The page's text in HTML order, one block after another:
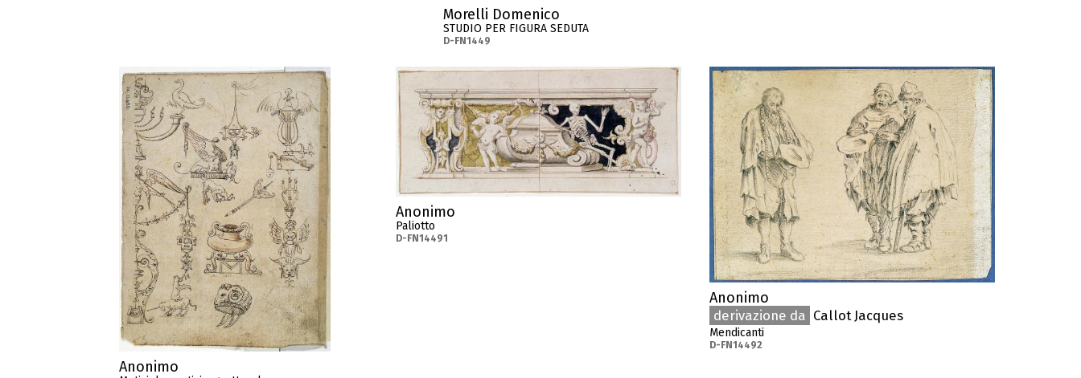
Morelli Domenico
STUDIO PER FIGURA SEDUTA
D-FN1449
Anonimo
Anonimo
Paliotto
D-FN14491
Anonimo
derivazione da Callot Jacques
Mendicanti
D-FN14492